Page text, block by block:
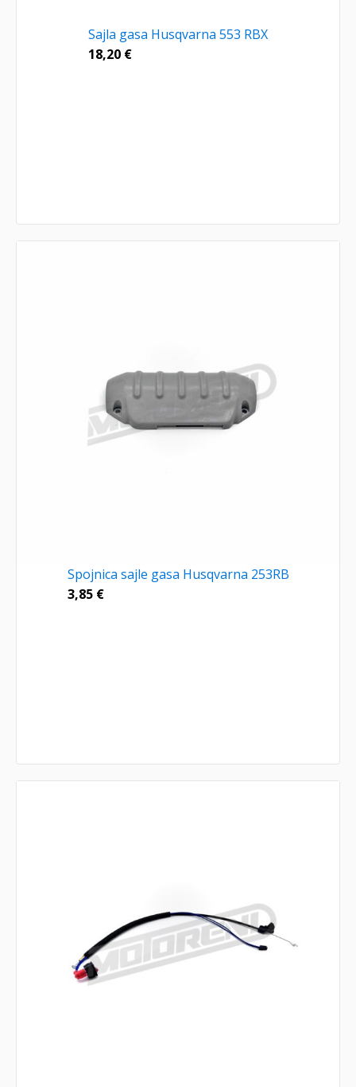
Sajla gasa Husqvarna 553 RBX
18,20 €
Spojnica sajle gasa Husqvarna 253RB
3,85 €